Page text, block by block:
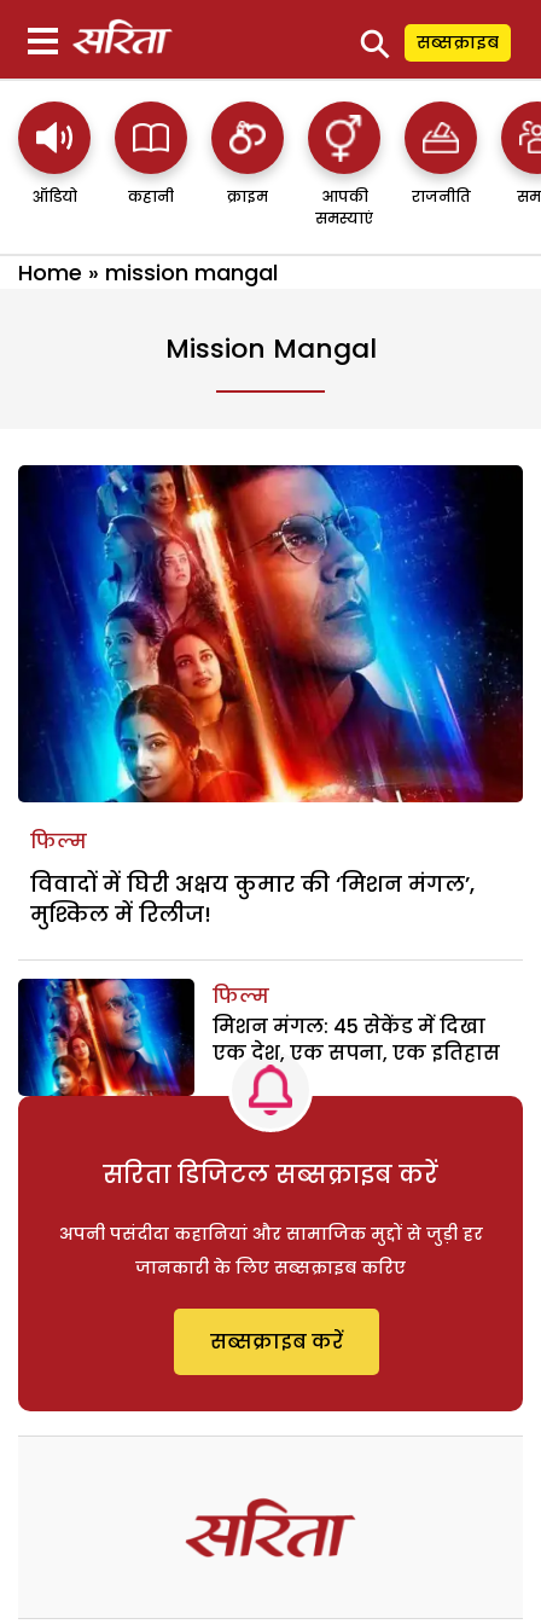
⚲ सब्सक्राइब
ऑडियो कहानी क्राइम
आपकी
समस्याएं
राजनीति
Home » mission mangal
Mission Mangal
फिल्म
विवादों में घिरी अक्षय कुमार की ‘मिशन मंगल’,
मुश्किल में रिलीज!
फिल्म
मिशन मंगल: 45 सेकेंड में दिखा
एक देश, एक सपना, एक इतिहास
सरिता डिजिटल सब्सक्राइब करें
अपनी पसंदीदा कहानियां और सामाजिक मुद्दों से जुड़ी हर
जानकारी के लिए सब्सक्राइब करिए
सब्सक्राइब करें